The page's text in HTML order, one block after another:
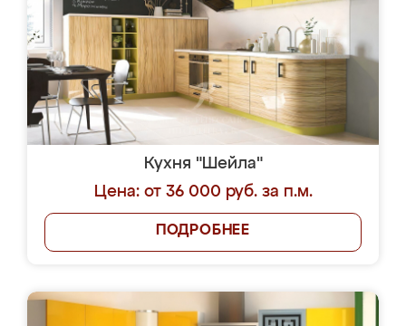
Кухня "Шейла"
Цена: от 36 000 руб. за п.м.
ПОДРОБНЕЕ